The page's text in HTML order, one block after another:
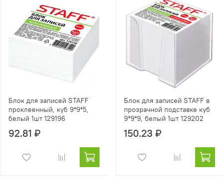
Блок для записей STAFF
проклеенный, куб 9*9*5,
белый 1шт 129196
92.81 ₽
Блок для записей STAFF в
прозрачной подставке куб
9*9*9, белый 1шт 129202
150.23 ₽